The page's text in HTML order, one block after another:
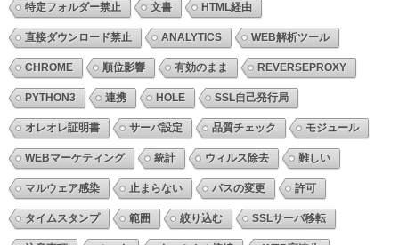
特定フォルダー禁止 文書 HTML経由
直接ダウンロード禁止 ANALYTICS WEB解析ツール
CHROME 順位影響 有効のまま REVERSEPROXY
PYTHON3 連携 HOLE SSL自己発行局
オレオレ証明書 サーバ設定 品質チェック モジュール
WEBマーケティング 統計 ウィルス除去 難しい
マルウェア感染 止まらない パスの変更 許可
タイムスタンプ 範囲 絞り込む SSLサーバ移転